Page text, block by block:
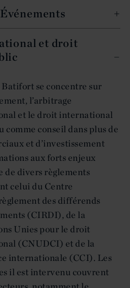
et droit
se concentre sur
l’arbitrage
et le droit international
conseil dans plus de
et d’investissement
aux forts enjeux
de divers règlements
celui du Centre
des différends
(CIRDI), de la
Unies pour le droit
(CNUDCI) et de la
internationale (CCI). Les
il est intervenu couvrent